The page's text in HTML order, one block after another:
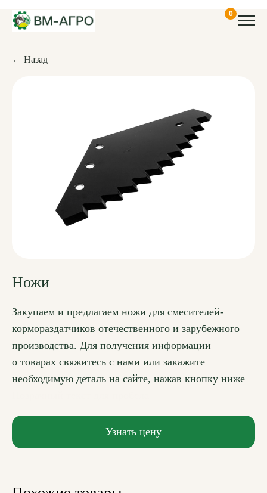
0
← Назад
Ножи
Закупаем и предлагаем ножи для смесителей-
кормораздатчиков отечественного и зарубежного
производства. Для получения информации
о товарах свяжитесь с нами или закажите
необходимую деталь на сайте, нажав кнопку ниже
Узнать цену